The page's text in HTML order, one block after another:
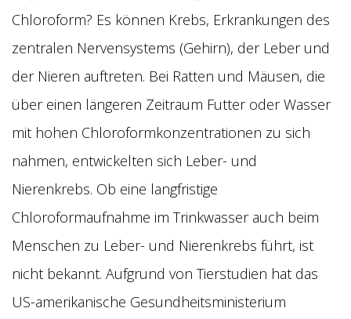
Chloroform? Es können Krebs, Erkrankungen des
zentralen Nervensystems (Gehirn), der Leber und
der Nieren auftreten. Bei Ratten und Mäusen, die
über einen längeren Zeitraum Futter oder Wasser
mit hohen Chloroformkonzentrationen zu sich
nahmen, entwickelten sich Leber- und
Nierenkrebs. Ob eine langfristige
Chloroformaufnahme im Trinkwasser auch beim
Menschen zu Leber- und Nierenkrebs führt, ist
nicht bekannt. Aufgrund von Tierstudien hat das
US-amerikanische Gesundheitsministerium